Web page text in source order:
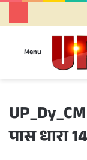
Menu
पास धारा